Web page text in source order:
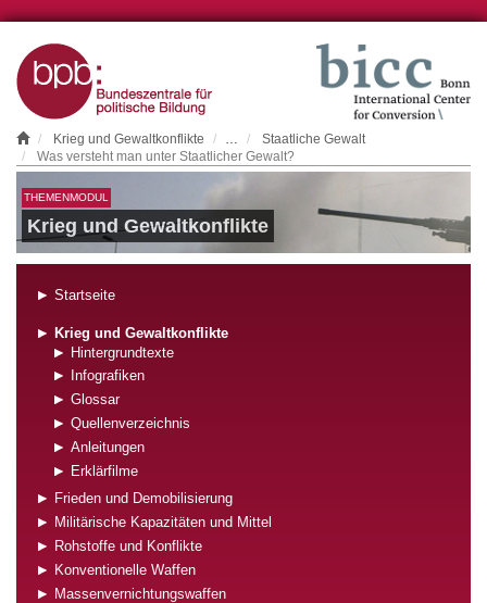
Krieg und Gewaltkonflikte
Staatliche Gewalt
Was versteht man unter Staatlicher Gewalt?
THEMENMODUL
Krieg und Gewaltkonflikte
Startseite
Krieg und Gewaltkonflikte
Hintergrundtexte
Infografiken
Glossar
Quellenverzeichnis
Anleitungen
Erklärfilme
Frieden und Demobilisierung
Militärische Kapazitäten und Mittel
Rohstoffe und Konflikte
Konventionelle Waffen
Massenvernichtungswaffen